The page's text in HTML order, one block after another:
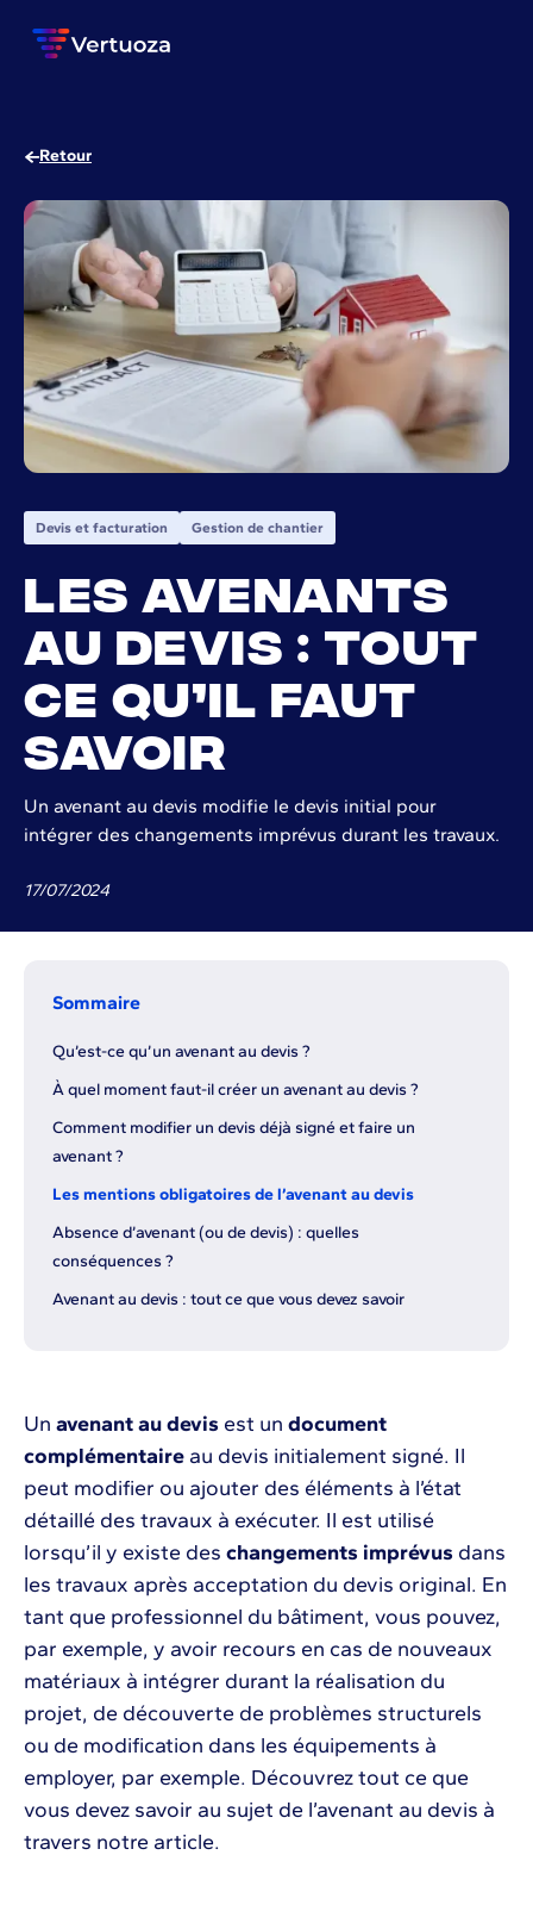
Retour
Devis et facturation Gestion de chantier
Les avenants
au devis : tout
ce qu’il faut
savoir
Un avenant au devis modifie le devis initial pour
intégrer des changements imprévus durant les travaux.
17/07/2024
Sommaire
Qu’est-ce qu’un avenant au devis ?
À quel moment faut-il créer un avenant au devis ?
Comment modifier un devis déjà signé et faire un
avenant ?
Les mentions obligatoires de l’avenant au devis
Absence d’avenant (ou de devis) : quelles
conséquences ?
Avenant au devis : tout ce que vous devez savoir
Un avenant au devis est un document
complémentaire au devis initialement signé. Il
peut modifier ou ajouter des éléments à l’état
détaillé des travaux à exécuter. Il est utilisé
lorsqu’il y existe des changements imprévus dans
les travaux après acceptation du devis original. En
tant que professionnel du bâtiment, vous pouvez,
par exemple, y avoir recours en cas de nouveaux
matériaux à intégrer durant la réalisation du
projet, de découverte de problèmes structurels
ou de modification dans les équipements à
employer, par exemple. Découvrez tout ce que
vous devez savoir au sujet de l’avenant au devis à
travers notre article.